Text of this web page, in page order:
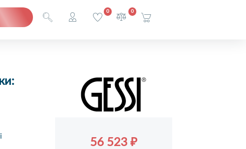
0 0
56 523 ₽